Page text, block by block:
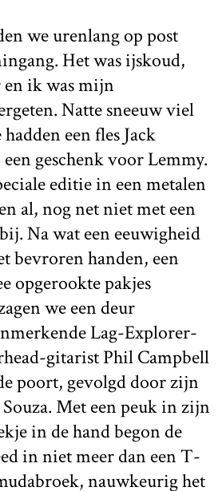
we urenlang op post
Het was ijskoud,
ik was mijn
Natte sneeuw viel
een fles Jack
geschenk voor Lemmy.
editie in een metalen
al, nog net niet met een
Na wat een eeuwigheid
bevroren handen, een
opgerookte pakjes
we een deur
Lag-Explorer-
gitarist Phil Campbell
poort, gevolgd door zijn
Met een peuk in zijn
in de hand begon de
in niet meer dan een T-
nauwkeurig het